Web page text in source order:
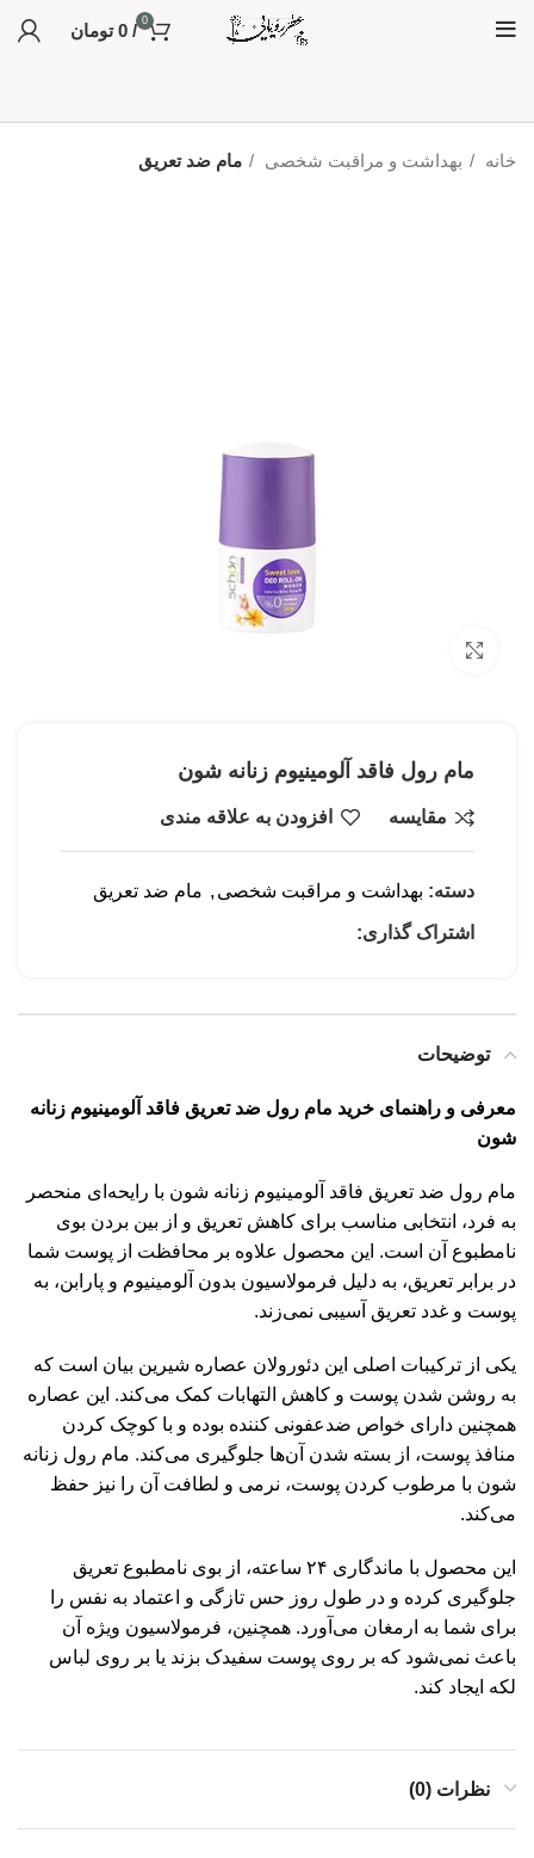
0
/
0 تومان
خانه بهداشت و مراقبت شخصی مام ضد تعریق
مام رول فاقد آلومینیوم زنانه شون
مقایسه افزودن به علاقه مندی
دسته: بهداشت و مراقبت شخصی , مام ضد تعریق
اشتراک گذاری:
توضیحات
معرفی و راهنمای خرید مام رول ضد تعریق فاقد آلومینیوم زنانه
شون
مام رول ضد تعریق فاقد آلومینیوم زنانه شون با رایحه‌ای منحصر
به فرد، انتخابی مناسب برای کاهش تعریق و از بین بردن بوی
نامطبوع آن است. این محصول علاوه بر محافظت از پوست شما
در برابر تعریق، به دلیل فرمولاسیون بدون آلومینیوم و پارابن، به
پوست و غدد تعریق آسیبی نمی‌زند.
یکی از ترکیبات اصلی این دئورولان عصاره شیرین بیان است که
به روشن شدن پوست و کاهش التهابات کمک می‌کند. این عصاره
همچنین دارای خواص ضدعفونی کننده بوده و با کوچک کردن
منافذ پوست، از بسته شدن آن‌ها جلوگیری می‌کند. مام رول زنانه
شون با مرطوب کردن پوست، نرمی و لطافت آن را نیز حفظ
می‌کند.
این محصول با ماندگاری ۲۴ ساعته، از بوی نامطبوع تعریق
جلوگیری کرده و در طول روز حس تازگی و اعتماد به نفس را
برای شما به ارمغان می‌آورد. همچنین، فرمولاسیون ویژه آن
باعث نمی‌شود که بر روی پوست سفیدک بزند یا بر روی لباس
لکه ایجاد کند.
نظرات (0)